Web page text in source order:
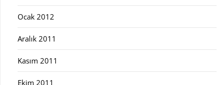
Ocak 2012
Aralık 2011
Kasım 2011
Ekim 2011